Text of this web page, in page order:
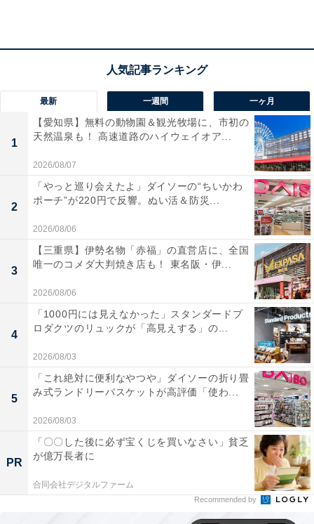
交通手段：JR白浜駅よりタクシー・路線バスで約15分、
無料シャトルバスで約35分／南紀白浜空港よりタクシー
で約15分／紀勢自動車道「南紀白浜IC」より約14km
※料金は公式Webサイト参考価格
※プラン・部屋により価格は変動します
チェックイン・チェックアウト
チェックイン：15:00
チェックアウト：10:00
※プランにより時間が異なる可能性があります
あわせて読みたい
【白浜温泉の人気ホテル】「白良荘グランド
ホテル」が選ばれる理由
最新 一週間 一ヶ月
1
【愛知県】無料の動物園＆観光牧場に、市初の
天然温泉も！ 高速道路のハイウェイオア...
2026/08/07
2
「やっと巡り会えたよ」ダイソーの“ちいかわ
ポーチ”が220円で反響。ぬい活＆防災...
2026/08/06
3
【三重県】伊勢名物「赤福」の直営店に、全国
唯一のコメダ大判焼き店も！ 東名阪・伊...
2026/08/06
4
「1000円には見えなかった」スタンダードプ
ロダクツのリュックが「高見えする」の...
2026/08/03
5
「これ絶対に便利なやつや」ダイソーの折り畳
み式ランドリーバスケットが高評価「使わ...
2026/08/03
PR
「〇〇した後に必ず宝くじを買いなさい」貧乏
が億万長者に
合同会社デジタルファーム
Recommended by